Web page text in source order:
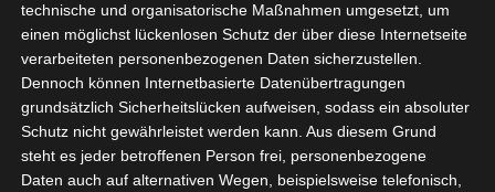
Weiterlesen
technische und organisatorische Maßnahmen umgesetzt, um
einen möglichst lückenlosen Schutz der über diese Internetseite
verarbeiteten personenbezogenen Daten sicherzustellen.
Dennoch können Internetbasierte Datenübertragungen
grundsätzlich Sicherheitslücken aufweisen, sodass ein absoluter
Schutz nicht gewährleistet werden kann. Aus diesem Grund
steht es jeder betroffenen Person frei, personenbezogene
Daten auch auf alternativen Wegen, beispielsweise telefonisch,